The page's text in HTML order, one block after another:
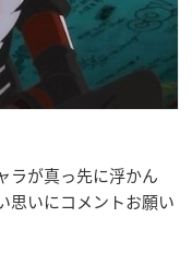
ラが真っ先に浮かん
思いにコメントお願い